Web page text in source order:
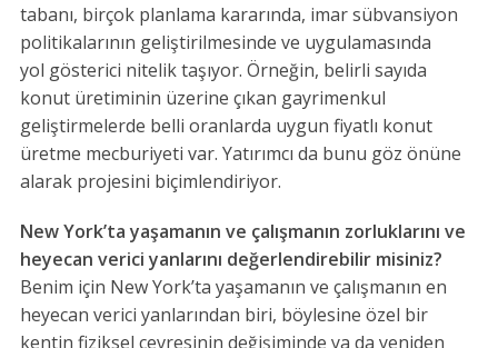
tabanı, birçok planlama kararında, imar sübvansiyon
politikalarının geliştirilmesinde ve uygulamasında
yol gösterici nitelik taşıyor. Örneğin, belirli sayıda
konut üretiminin üzerine çıkan gayrimenkul
geliştirmelerde belli oranlarda uygun fiyatlı konut
üretme mecburiyeti var. Yatırımcı da bunu göz önüne
alarak projesini biçimlendiriyor.
New York’ta yaşamanın ve çalışmanın zorluklarını ve
heyecan verici yanlarını değerlendirebilir misiniz?
Benim için New York’ta yaşamanın ve çalışmanın en
heyecan verici yanlarından biri, böylesine özel bir
kentin fiziksel çevresinin değişiminde ya da yeniden